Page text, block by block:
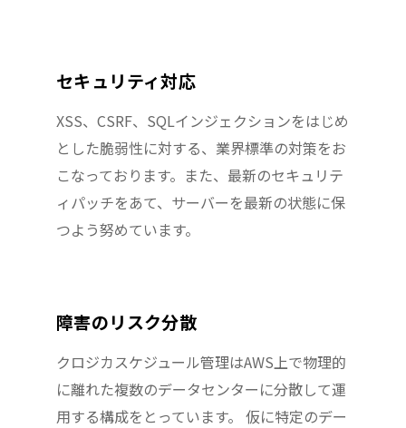
セキュリティ対応
XSS、CSRF、SQLインジェクションをはじめ
とした脆弱性に対する、業界標準の対策をお
こなっております。また、最新のセキュリテ
ィパッチをあて、サーバーを最新の状態に保
つよう努めています。
障害のリスク分散
クロジカスケジュール管理はAWS上で物理的
に離れた複数のデータセンターに分散して運
用する構成をとっています。 仮に特定のデー